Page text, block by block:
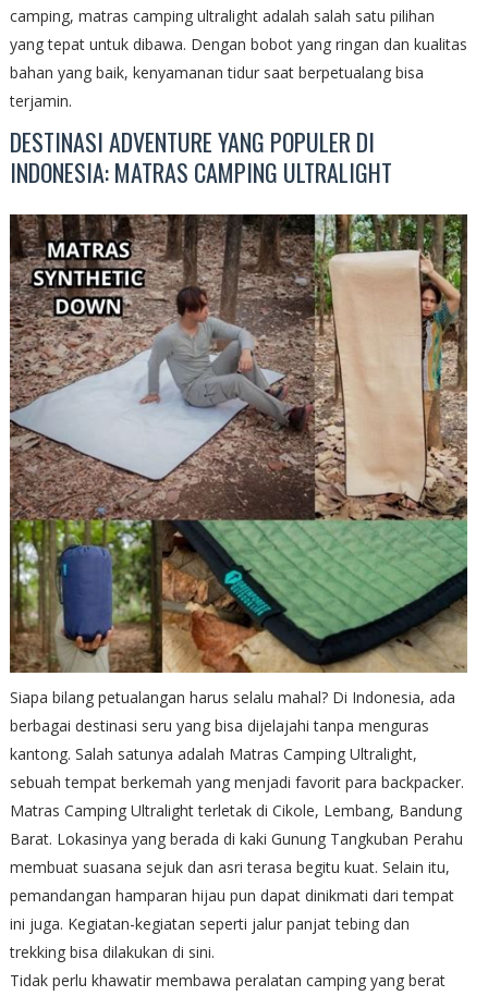
camping, matras camping ultralight adalah salah satu pilihan
yang tepat untuk dibawa. Dengan bobot yang ringan dan kualitas
bahan yang baik, kenyamanan tidur saat berpetualang bisa
terjamin.
DESTINASI ADVENTURE YANG POPULER DI
INDONESIA: MATRAS CAMPING ULTRALIGHT
Siapa bilang petualangan harus selalu mahal? Di Indonesia, ada
berbagai destinasi seru yang bisa dijelajahi tanpa menguras
kantong. Salah satunya adalah Matras Camping Ultralight,
sebuah tempat berkemah yang menjadi favorit para backpacker.
Matras Camping Ultralight terletak di Cikole, Lembang, Bandung
Barat. Lokasinya yang berada di kaki Gunung Tangkuban Perahu
membuat suasana sejuk dan asri terasa begitu kuat. Selain itu,
pemandangan hamparan hijau pun dapat dinikmati dari tempat
ini juga. Kegiatan-kegiatan seperti jalur panjat tebing dan
trekking bisa dilakukan di sini.
Tidak perlu khawatir membawa peralatan camping yang berat